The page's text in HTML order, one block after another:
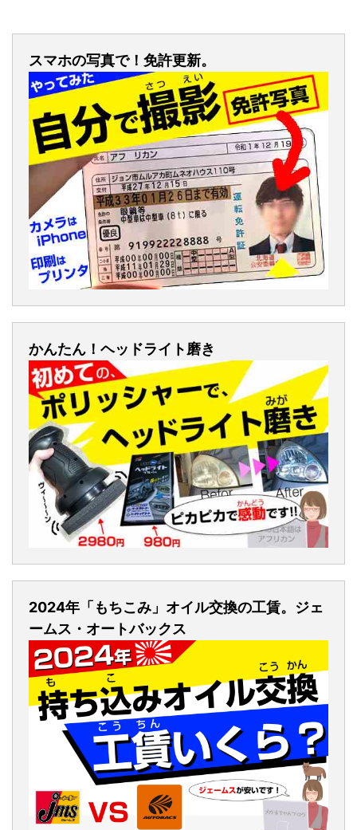
スマホの写真で！免許更新。
かんたん！ヘッドライト磨き
2024年「もちこみ」オイル交換の工賃。ジェ
ームス・オートバックス